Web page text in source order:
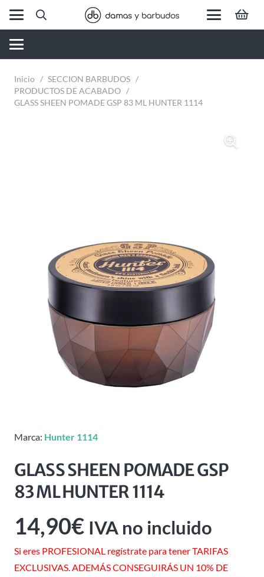
Inicio / SECCION BARBUDOS /
PRODUCTOS DE ACABADO /
GLASS SHEEN POMADE GSP 83 ML HUNTER 1114
Marca: Hunter 1114
GLASS SHEEN POMADE GSP
83 ML HUNTER 1114
14,90€ IVA no incluido
Si eres PROFESIONAL regístrate para tener TARIFAS
EXCLUSIVAS. ADEMÁS CONSEGUIRÁS UN 10% DE